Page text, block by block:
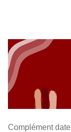
Complément date